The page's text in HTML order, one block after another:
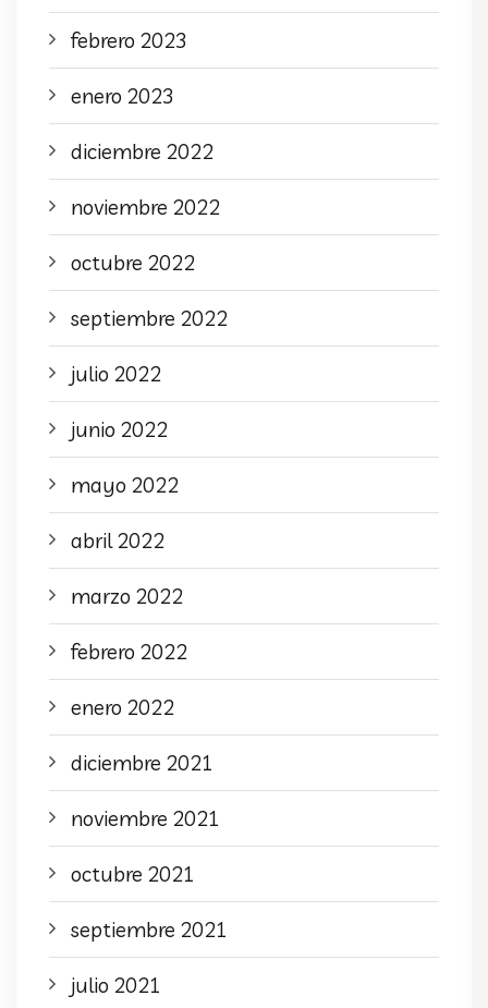
febrero 2023
enero 2023
diciembre 2022
noviembre 2022
octubre 2022
septiembre 2022
julio 2022
junio 2022
mayo 2022
abril 2022
marzo 2022
febrero 2022
enero 2022
diciembre 2021
noviembre 2021
octubre 2021
septiembre 2021
julio 2021